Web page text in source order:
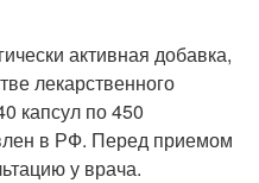
активная добавка,
лекарственного
капсул по 450
в РФ. Перед приемом
у врача.